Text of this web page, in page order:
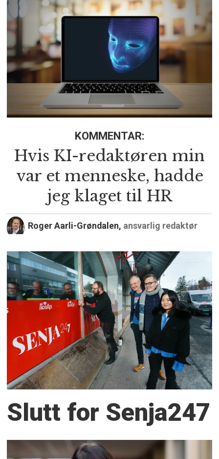
KOMMENTAR:
Hvis KI-redaktøren min
var et menneske, hadde
jeg klaget til HR
Roger Aarli-Grøndalen, ansvarlig redaktør
Slutt for Senja247